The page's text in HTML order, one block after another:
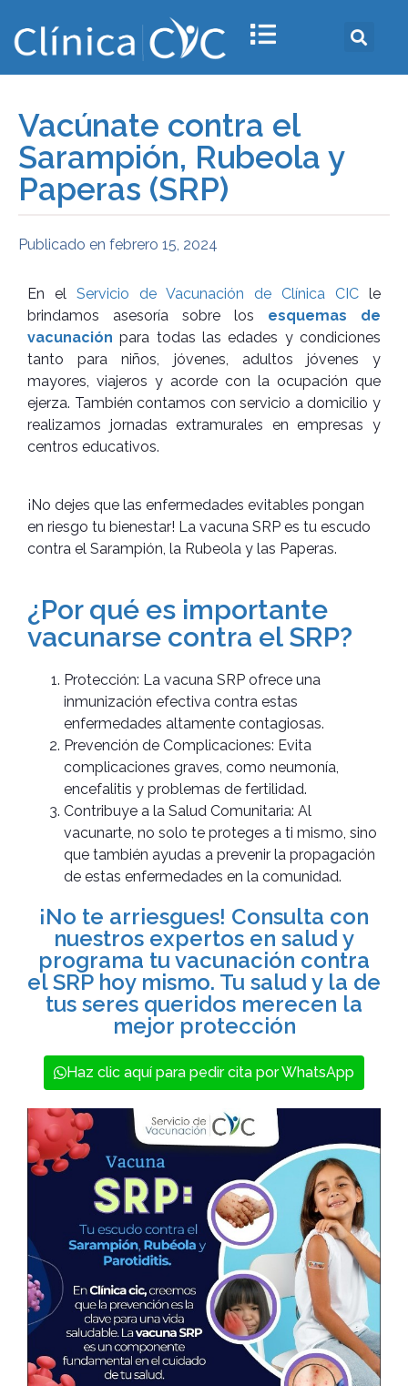
Vacúnate contra el
Sarampión, Rubeola y
Paperas (SRP)
Publicado en febrero 15, 2024
En el Servicio de Vacunación de Clínica CIC le
brindamos asesoría sobre los esquemas de
vacunación para todas las edades y condiciones
tanto para niños, jóvenes, adultos jóvenes y
mayores, viajeros y acorde con la ocupación que
ejerza. También contamos con servicio a domicilio y
realizamos jornadas extramurales en empresas y
centros educativos.
¡No dejes que las enfermedades evitables pongan
en riesgo tu bienestar! La vacuna SRP es tu escudo
contra el Sarampión, la Rubeola y las Paperas.
¿Por qué es importante
vacunarse contra el SRP?
Protección: La vacuna SRP ofrece una
inmunización efectiva contra estas
enfermedades altamente contagiosas.
Prevención de Complicaciones: Evita
complicaciones graves, como neumonía,
encefalitis y problemas de fertilidad.
Contribuye a la Salud Comunitaria: Al
vacunarte, no solo te proteges a ti mismo, sino
que también ayudas a prevenir la propagación
de estas enfermedades en la comunidad.
¡No te arriesgues! Consulta con
nuestros expertos en salud y
programa tu vacunación contra
el SRP hoy mismo. Tu salud y la de
tus seres queridos merecen la
mejor protección
Haz clic aquí para pedir cita por WhatsApp